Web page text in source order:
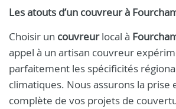
Les atouts d’un couvreur à
Choisir un couvreurlocal à
appel à un artisan couvreur
parfaitement les spécificités
climatiques. Nous assurons la prise
complète de vos projets de